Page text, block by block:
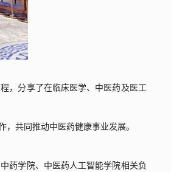
，分享了在临床医学、中医药及医工
共同推动中医药健康事业发展。
药学院、中医药人工智能学院相关负